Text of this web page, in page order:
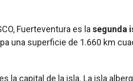
Fuerteventura es la segunda
una superficie de 1.660 km
es la capital de la isla. La isla